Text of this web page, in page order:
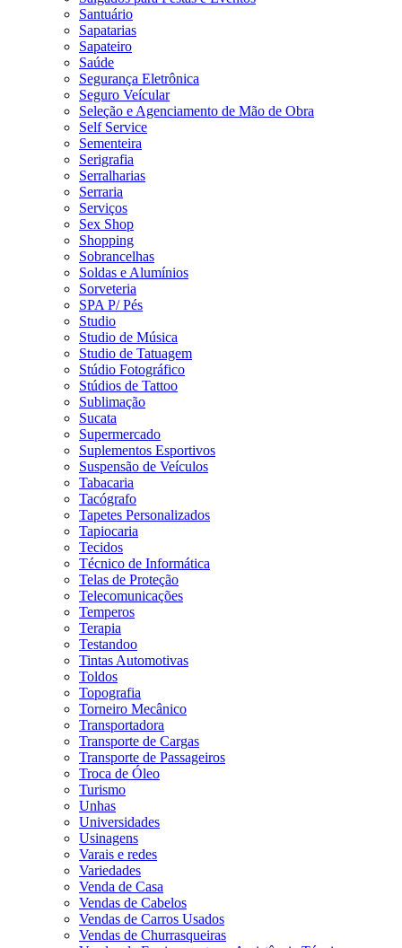
Santuário
Sapatarias
Sapateiro
Saúde
Segurança Eletrônica
Seguro Veícular
Seleção e Agenciamento de Mão de Obra
Self Service
Sementeira
Serigrafia
Serralharias
Serraria
Serviços
Sex Shop
Shopping
Sobrancelhas
Soldas e Alumínios
Sorveteria
SPA P/ Pés
Studio
Studio de Música
Studio de Tatuagem
Stúdio Fotográfico
Stúdios de Tattoo
Sublimação
Sucata
Supermercado
Suplementos Esportivos
Suspensão de Veículos
Tabacaria
Tacógrafo
Tapetes Personalizados
Tapiocaria
Tecidos
Técnico de Informática
Telas de Proteção
Telecomunicações
Temperos
Terapia
Testandoo
Tintas Automotivas
Toldos
Topografia
Torneiro Mecânico
Transportadora
Transporte de Cargas
Transporte de Passageiros
Troca de Óleo
Turismo
Unhas
Universidades
Usinagens
Varais e redes
Variedades
Venda de Casa
Vendas de Cabelos
Vendas de Carros Usados
Vendas de Churrasqueiras